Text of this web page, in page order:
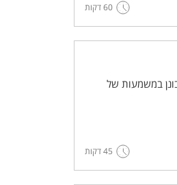
60 דקות
במשמעות של
45 דקות